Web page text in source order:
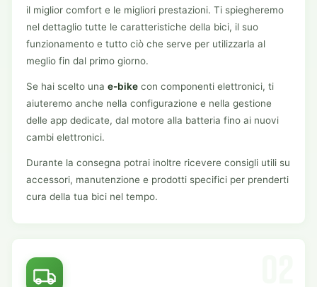
il miglior comfort e le migliori prestazioni. Ti spiegheremo
nel dettaglio tutte le caratteristiche della bici, il suo
funzionamento e tutto ciò che serve per utilizzarla al
meglio fin dal primo giorno.
Se hai scelto una e-bike con componenti elettronici, ti
aiuteremo anche nella configurazione e nella gestione
delle app dedicate, dal motore alla batteria fino ai nuovi
cambi elettronici.
Durante la consegna potrai inoltre ricevere consigli utili su
accessori, manutenzione e prodotti specifici per prenderti
cura della tua bici nel tempo.